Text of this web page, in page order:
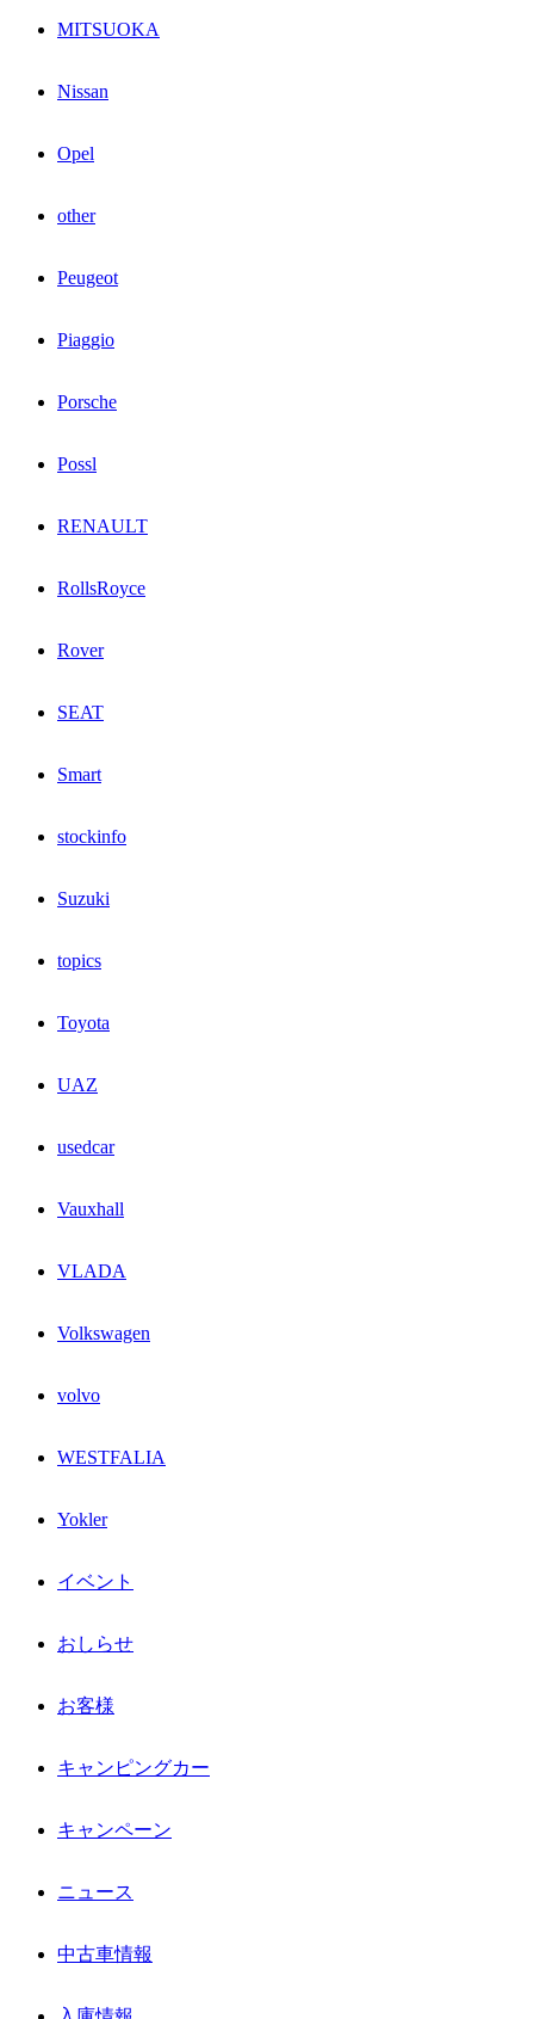
MITSUOKA
Nissan
Opel
other
Peugeot
Piaggio
Porsche
Possl
RENAULT
RollsRoyce
Rover
SEAT
Smart
stockinfo
Suzuki
topics
Toyota
UAZ
usedcar
Vauxhall
VLADA
Volkswagen
volvo
WESTFALIA
Yokler
イベント
おしらせ
お客様
キャンピングカー
キャンペーン
ニュース
中古車情報